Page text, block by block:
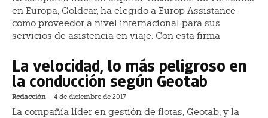
en Europa, Goldcar, ha elegido a Europ Assistance
como proveedor a nivel internacional para sus
servicios de asistencia en viaje. Con esta firma
La velocidad, lo más peligroso en
la conducción según Geotab
Redacción - 4 de diciembre de 2017
La compañía líder en gestión de flotas, Geotab, y la